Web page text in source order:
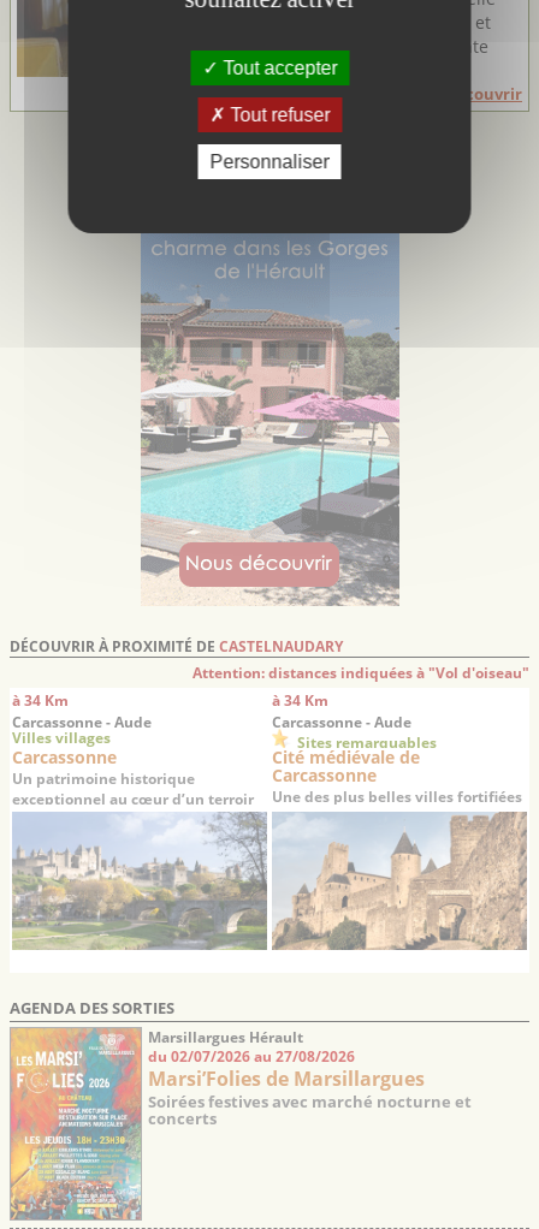
vous accueille avec chaleur et
simplicité dans sa charmante
petite ...
Découvrir
DÉCOUVRIR À PROXIMITÉ DE CASTELNAUDARY
Attention: distances indiquées à "Vol d'oiseau"
à 34 Km
Carcassonne - Aude
Villes villages
Carcassonne
Un patrimoine historique
exceptionnel au cœur d’un terroir
à 34 Km
Carcassonne - Aude
Sites remarquables
Cité médiévale de
Carcassonne
Une des plus belles villes fortifiées
du moyen-âge en Europe
AGENDA DES SORTIES
Marsillargues Hérault
du 02/07/2026 au 27/08/2026
Marsi’Folies de Marsillargues
Soirées festives avec marché nocturne et
concerts
Tout accepter
Tout refuser
Personnaliser